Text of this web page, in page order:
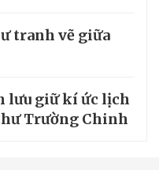
tranh vẽ giữa
lưu giữ kí ức lịch
Trường Chinh